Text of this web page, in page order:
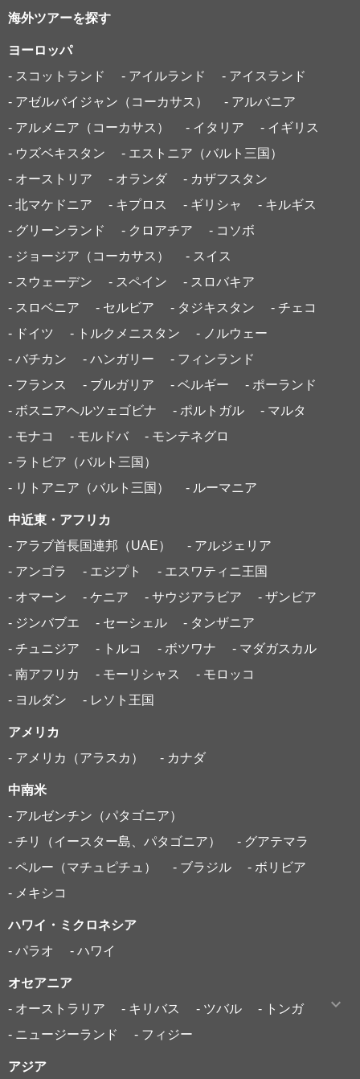
海外ツアーを探す
ヨーロッパ
- スコットランド
- アイルランド
- アイスランド
- アゼルバイジャン（コーカサス）
- アルバニア
- アルメニア（コーカサス）
- イタリア
- イギリス
- ウズベキスタン
- エストニア（バルト三国）
- オーストリア
- オランダ
- カザフスタン
- 北マケドニア
- キプロス - ギリシャ
- キルギス
- グリーンランド
- クロアチア
- コソボ
- ジョージア（コーカサス）
- スイス
- スウェーデン
- スペイン
- スロバキア
- スロベニア
- セルビア - タジキスタン
- チェコ
- ドイツ
- トルクメニスタン
- ノルウェー
- バチカン
- ハンガリー
- フィンランド
- フランス
- ブルガリア - ベルギー
- ポーランド
- ボスニアヘルツェゴビナ
- ポルトガル
- マルタ
- モナコ
- モルドバ
- モンテネグロ
- ラトビア（バルト三国）
- リトアニア（バルト三国）
- ルーマニア
中近東・アフリカ
- アラブ首長国連邦（UAE）
- アルジェリア
- アンゴラ
- エジプト
- エスワティニ王国
- オマーン
- ケニア - サウジアラビア
- ザンビア
- ジンバブエ
- セーシェル
- タンザニア
- チュニジア
- トルコ - ボツワナ
- マダガスカル
- 南アフリカ
- モーリシャス
- モロッコ
- ヨルダン
- レソト王国
アメリカ
- アメリカ（アラスカ）
- カナダ
中南米
- アルゼンチン（パタゴニア）
- チリ（イースター島、パタゴニア）
- グアテマラ
- ペルー（マチュピチュ）
- ブラジル
- ボリビア
- メキシコ
ハワイ・ミクロネシア
- パラオ
- ハワイ
オセアニア
- オーストラリア
- キリバス - ツバル
- トンガ
- ニュージーランド
- フィジー
アジア